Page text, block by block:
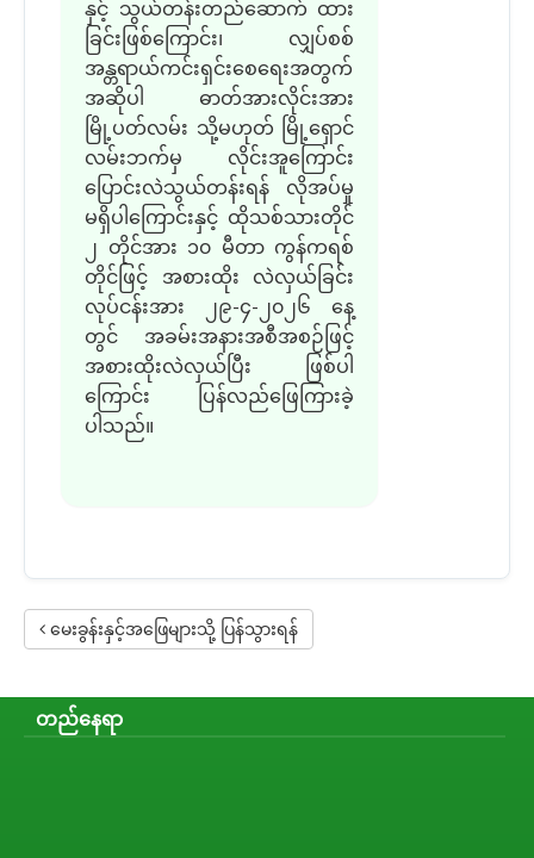
နှင့် သွယ်တန်းတည်ဆောက် ထား
ခြင်းဖြစ်ကြောင်း၊ လျှပ်စစ်
အန္တရာယ်ကင်းရှင်းစေရေးအတွက်
အဆိုပါ ဓာတ်အားလိုင်းအား
မြို့ပတ်လမ်း သို့မဟုတ် မြို့ရှောင်
လမ်းဘက်မှ လိုင်းအူကြောင်း
ပြောင်းလဲသွယ်တန်းရန် လိုအပ်မှု
မရှိပါကြောင်းနှင့် ထိုသစ်သားတိုင်
၂ တိုင်အား ၁၀ မီတာ ကွန်ကရစ်
တိုင်ဖြင့် အစားထိုး လဲလှယ်ခြင်း
လုပ်ငန်းအား ၂၉-၄-၂၀၂၆ နေ့
တွင် အခမ်းအနားအစီအစဉ်ဖြင့်
အစားထိုးလဲလှယ်ပြီး ဖြစ်ပါ
ကြောင်း ပြန်လည်ဖြေကြားခဲ့
ပါသည်။
မေးခွန်းနှင့်အဖြေများသို့ ပြန်သွားရန်
တည်နေရာ